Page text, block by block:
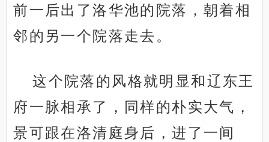
前一后出了洛华池的院落，朝着相
邻的另一个院落走去。
这个院落的风格就明显和辽东王
府一脉相承了，同样的朴实大气，
景可跟在洛清庭身后，进了一间